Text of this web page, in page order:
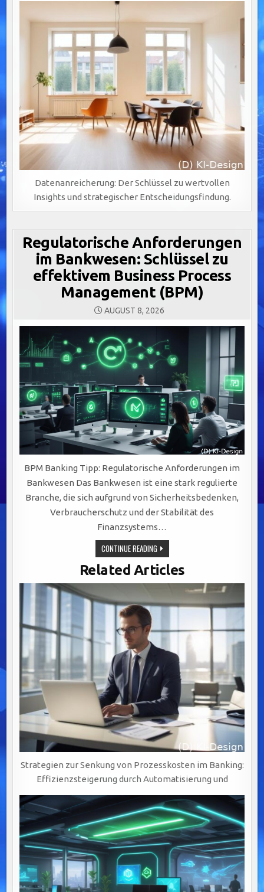
Datenanreicherung: Der Schlüssel zu wertvollen
Insights und strategischer Entscheidungsfindung.
Regulatorische Anforderungen
im Bankwesen: Schlüssel zu
effektivem Business Process
Management (BPM)
AUGUST 8, 2026
BPM Banking Tipp: Regulatorische Anforderungen im
Bankwesen Das Bankwesen ist eine stark regulierte
Branche, die sich aufgrund von Sicherheitsbedenken,
Verbraucherschutz und der Stabilität des
Finanzsystems…
CONTINUE READINGREGULATORISCHE
ANFORDERUNGEN
IM
BANKWESEN:
SCHLÜSSEL
ZU
EFFEKTIVEM
BUSINESS
PROCESS
Related Articles
Strategien zur Senkung von Prozesskosten im Banking:
Effizienzsteigerung durch Automatisierung und